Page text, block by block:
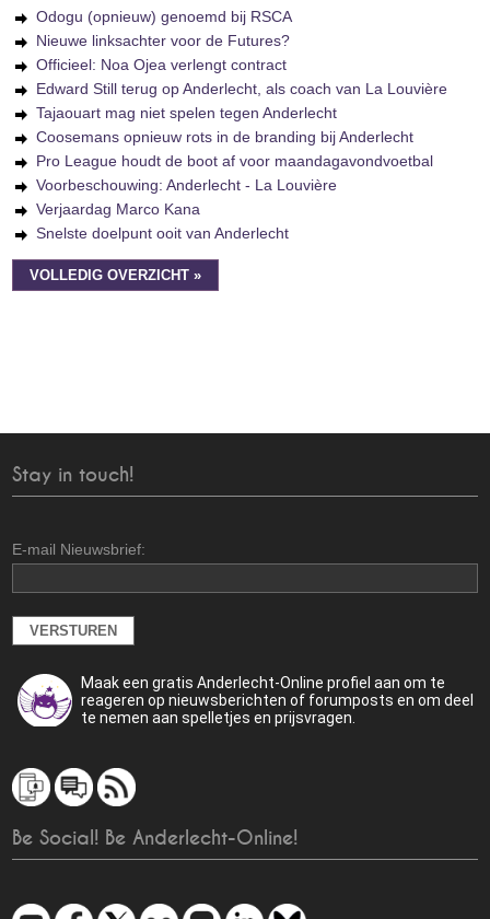
Odogu (opnieuw) genoemd bij RSCA
Nieuwe linksachter voor de Futures?
Officieel: Noa Ojea verlengt contract
Edward Still terug op Anderlecht, als coach van La Louvière
Tajaouart mag niet spelen tegen Anderlecht
Coosemans opnieuw rots in de branding bij Anderlecht
Pro League houdt de boot af voor maandagavondvoetbal
Voorbeschouwing: Anderlecht - La Louvière
Verjaardag Marco Kana
Snelste doelpunt ooit van Anderlecht
VOLLEDIG OVERZICHT »
Stay in touch!
E-mail Nieuwsbrief:
Maak een gratis Anderlecht-Online profiel aan om te
reageren op nieuwsberichten of forumposts en om deel
te nemen aan spelletjes en prijsvragen.
Be Social! Be Anderlecht-Online!